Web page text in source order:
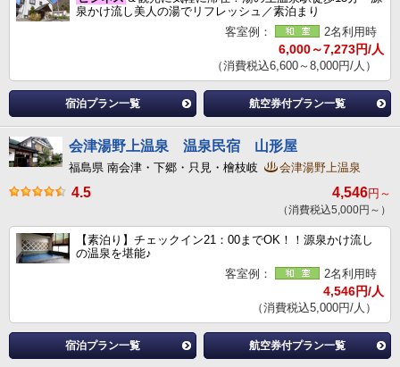
泉かけ流し美人の湯でリフレッシュ／素泊まり
客室例：
2名利用時
6,000～7,273円/人
（消費税込6,600～8,000円/人）
宿泊プラン一覧 航空券付プラン一覧
会津湯野上温泉 温泉民宿 山形屋
福島県 南会津・下郷・只見・檜枝岐 会津湯野上温泉
4.5 4,546円～
（消費税込5,000円～）
【素泊り】チェックイン21：00までOK！！源泉かけ流し
の温泉を堪能♪
客室例：
2名利用時
4,546円/人
（消費税込5,000円/人）
宿泊プラン一覧 航空券付プラン一覧